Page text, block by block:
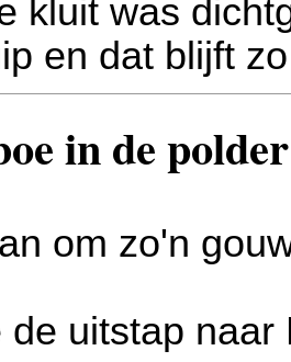
kluit was
en dat blijft
in de
om zo'n
de uitstap